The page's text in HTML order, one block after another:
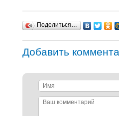
Поделиться…
Добавить
Имя
Ваш